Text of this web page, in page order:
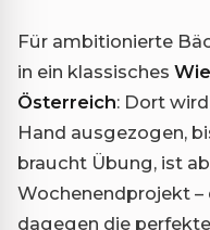
Für ambitionierte
in ein klassisches
Österreich: Dort
Hand ausgezogen,
braucht Übung, ist
Wochenendprojekt
dagegen die